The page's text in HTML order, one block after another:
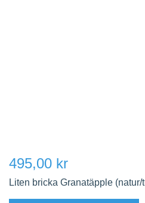
495,00 kr
Liten bricka Granatäpple (natur/